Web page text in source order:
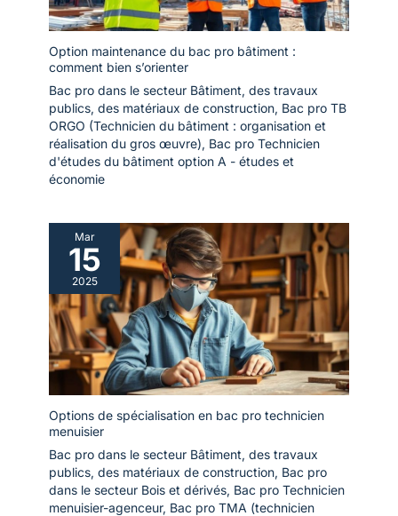
Option maintenance du bac pro bâtiment :
comment bien s’orienter
Bac pro dans le secteur Bâtiment, des travaux
publics, des matériaux de construction, Bac pro TB
ORGO (Technicien du bâtiment : organisation et
réalisation du gros œuvre), Bac pro Technicien
d'études du bâtiment option A - études et
économie
Mar
15
2025
Options de spécialisation en bac pro technicien
menuisier
Bac pro dans le secteur Bâtiment, des travaux
publics, des matériaux de construction, Bac pro
dans le secteur Bois et dérivés, Bac pro Technicien
menuisier-agenceur, Bac pro TMA (technicien